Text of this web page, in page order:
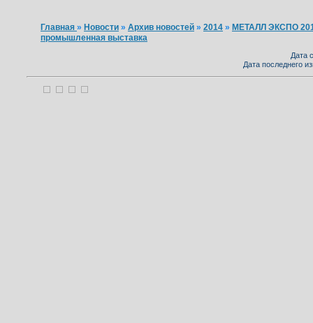
Главная » Новости » Архив новостей » 2014 » МЕТАЛЛ ЭКСПО
промышленная выставка
Дата
Дата последнего